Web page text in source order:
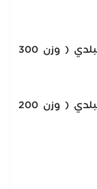
وسجل سعر كيلو اللحم البقري الخليط البلدي ( وزن 300
وسجل سعر كيلو اللحم البقري الخليط البلدي ( وزن 200